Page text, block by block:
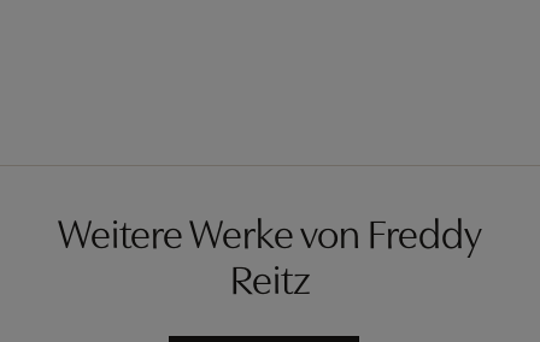
Weitere Werke von Freddy
Reitz